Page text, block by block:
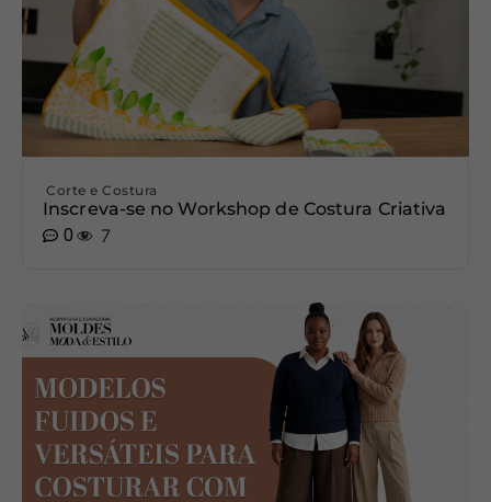
Corte e Costura
Inscreva-se no Workshop de Costura Criativa
0
7